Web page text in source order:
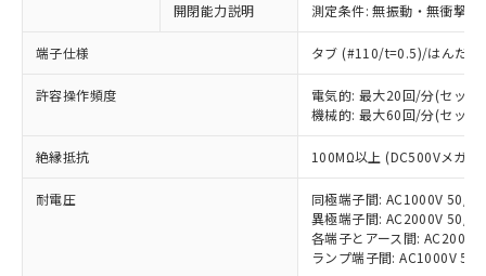
開閉能力説明 測定条件: 無振動・無衝撃
端子仕様 タブ (#110/t=0.5)/はんだづ
許容操作頻度
電気的: 最大20回/分(セット
機械的: 最大60回/分(セット
絶縁抵抗 100MΩ以上 (DC500Vメガ)
耐電圧
同極端子間: AC1000V 50/
異極端子間: AC2000V 50/
各端子とアース間:
ランプ端子間: AC1000V
※1 対応状況
対応済み：EU RoHS指令（10物質）の
非含有に対応した製品が提供可能な商品で
対応予定：EU RoHS指令（10物質）の非含
有に対応した製品に切り替える予定のある
対応予定なし：EU RoHS指令（10物質）の